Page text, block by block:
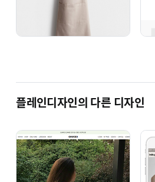
플레인디자인 홈페이지에서 주문서작
주문서 파일을 바로 다운 받는 경우
주문서 직접 다운로드를 통해 작성해주
Q&A 문의하기
플레인디자인의 다른 디자인